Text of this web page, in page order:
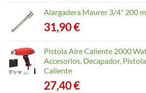
Alargadera Maurer 3/4" 200
31,90€
Pistola Aire Caliente 2000
Accesorios. Decapador,
Caliente
27,40€